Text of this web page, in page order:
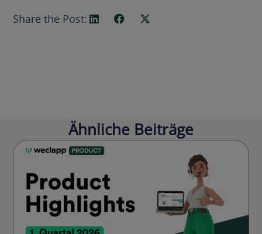
Share the Post:
Ähnliche Beiträge